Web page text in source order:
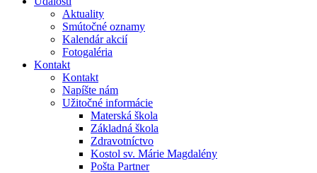
Aktuality
Smútočné oznamy
Kalendár akcií
Fotogaléria
Kontakt
Kontakt
Napíšte nám
Užitočné informácie
Materská škola
Základná škola
Zdravotníctvo
Kostol sv. Márie Magdalény
Pošta Partner